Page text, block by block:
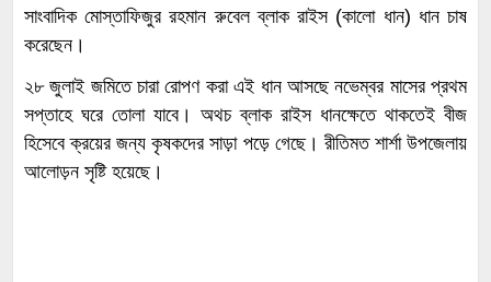
সাংবাদিক মোস্তাফিজুর রহমান রুবেল ব্লাক রাইস (কালো ধান) ধান চাষ
করেছেন।
২৮ জুলাই জমিতে চারা রোপণ করা এই ধান আসছে নভেম্বর মাসের প্রথম
সপ্তাহে ঘরে তোলা যাবে। অথচ ব্লাক রাইস ধানক্ষেতে থাকতেই বীজ
হিসেবে ক্রয়ের জন্য কৃষকদের সাড়া পড়ে গেছে। রীতিমত শার্শা উপজেলায়
আলোড়ন সৃষ্টি হয়েছে।